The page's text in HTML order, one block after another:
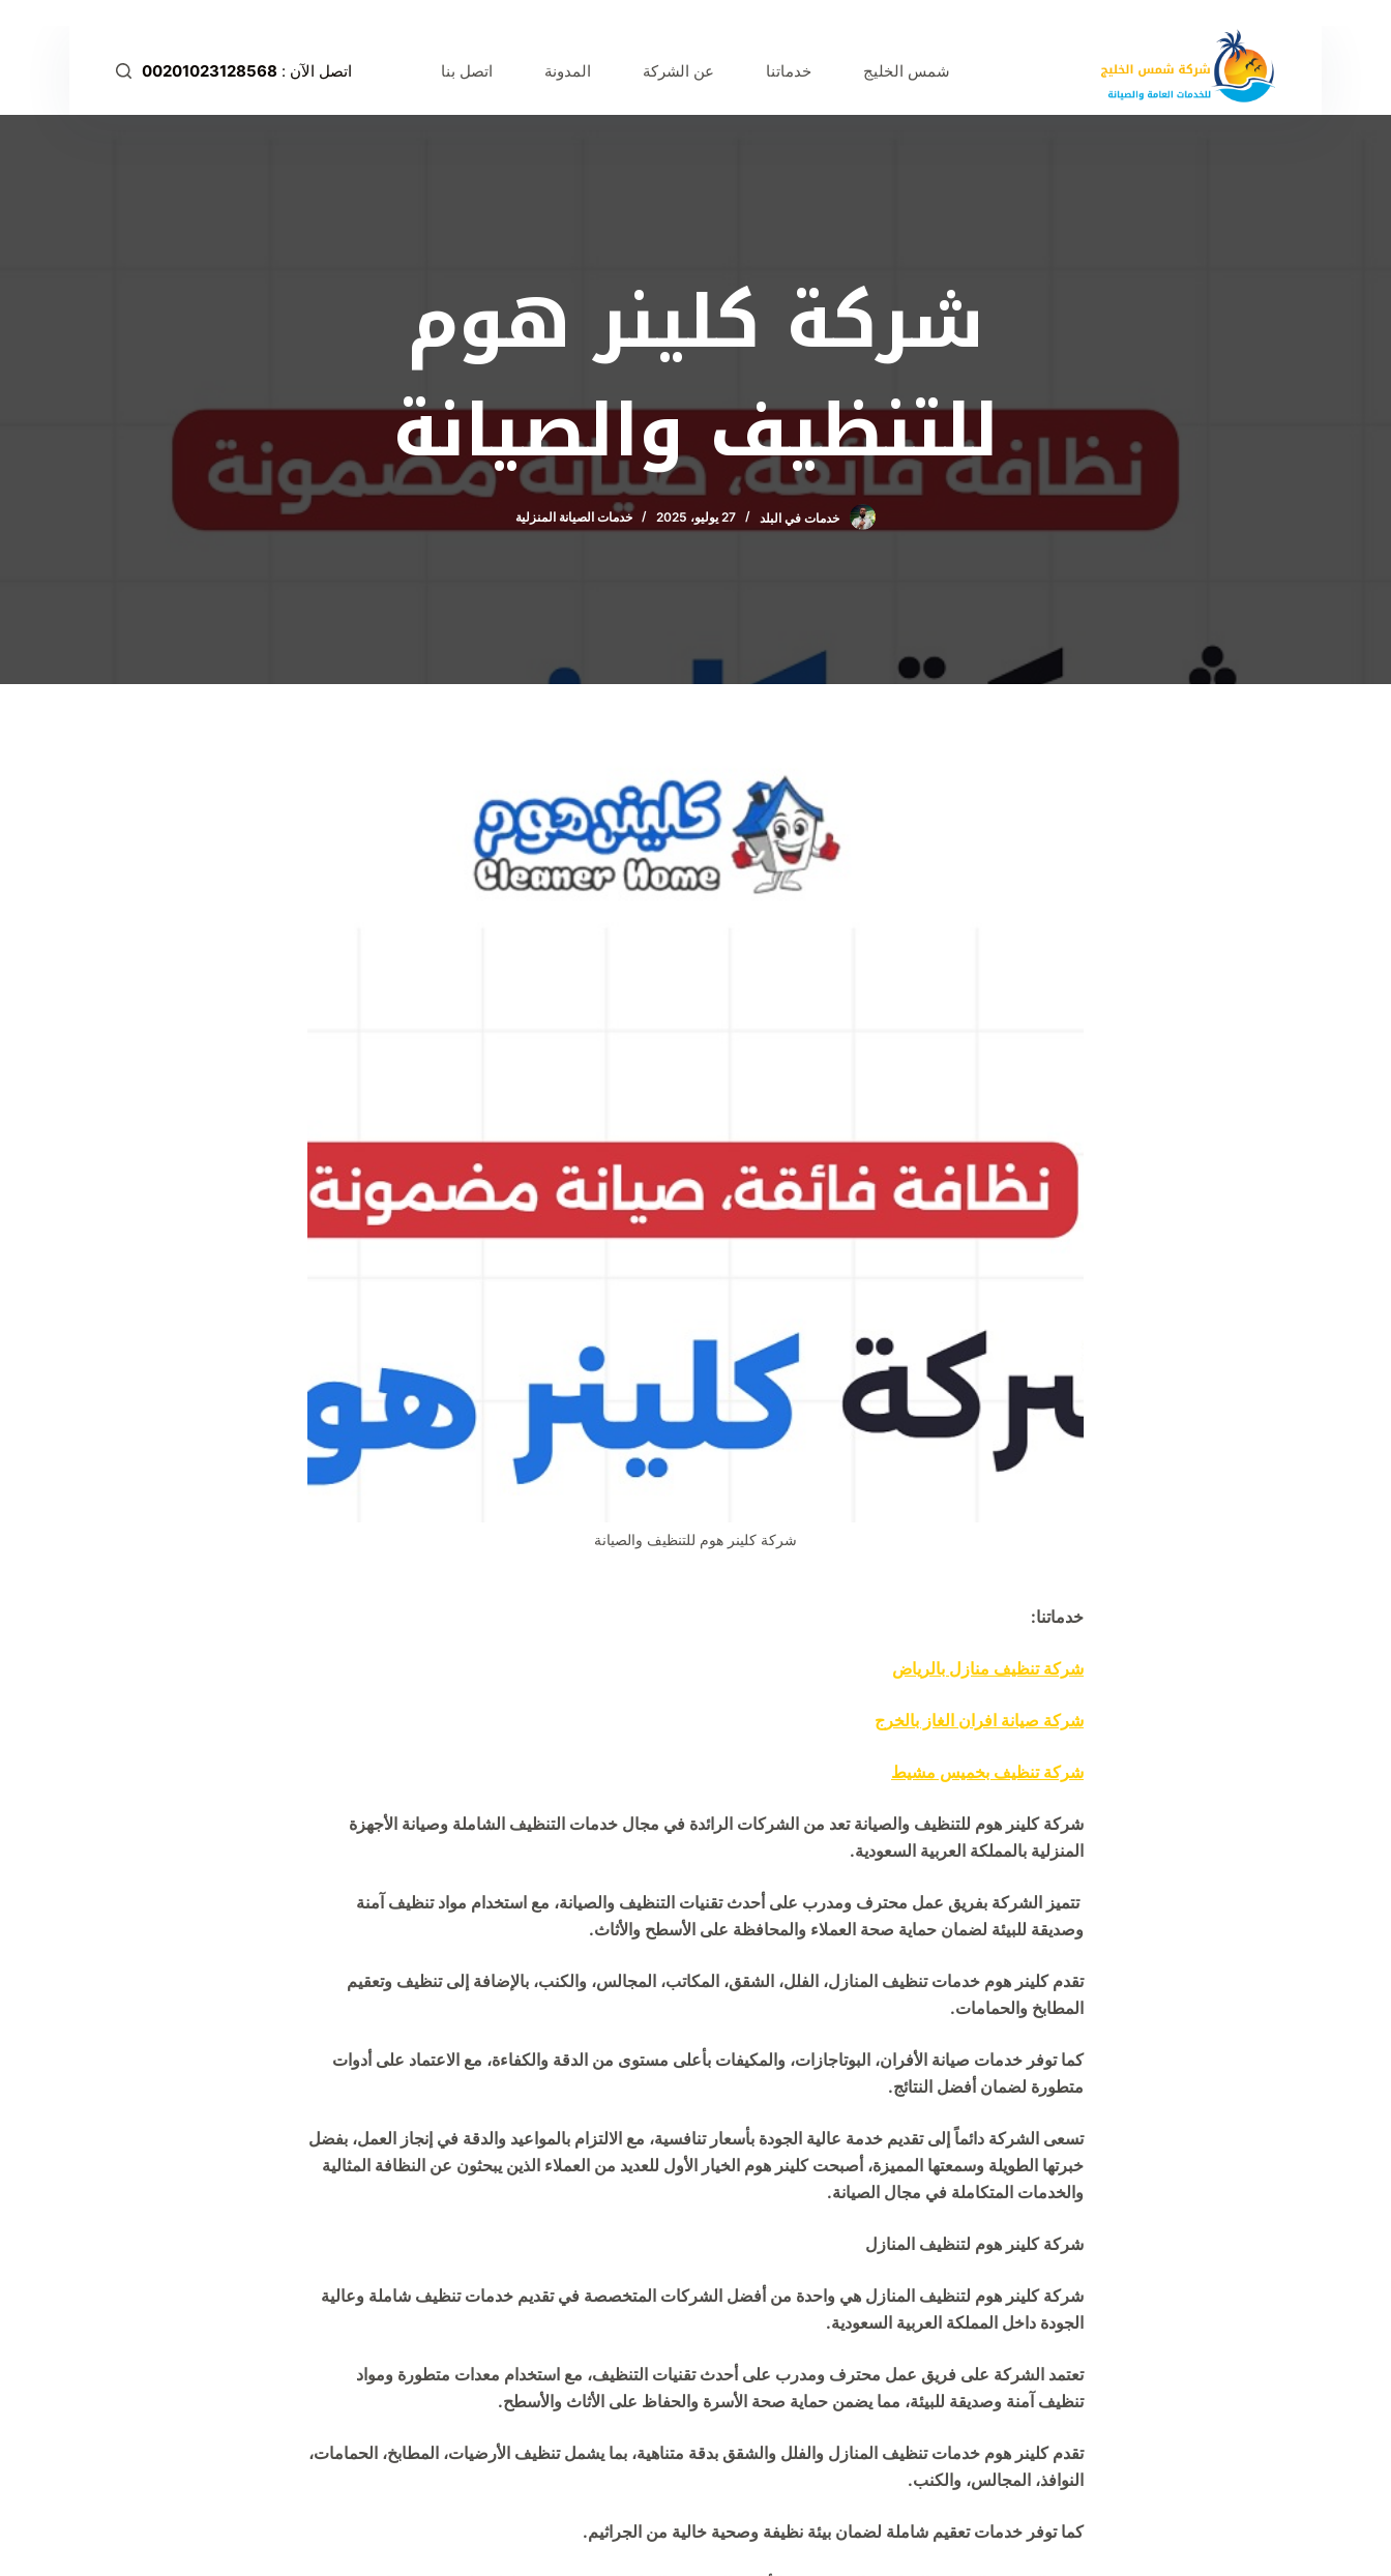
شمس الخليج خدماتنا عن الشركة المدونة اتصل بنا اتصل الآن : 00201023128568
شركة كلينر هوم
للتنظيف والصيانة
خدمات في البلد 27 يوليو، 2025 خدمات الصيانة المنزلية
شركة كلينر هوم للتنظيف والصيانة
خدماتنا:
شركة تنظيف منازل بالرياض
شركة صيانة افران الغاز بالخرج
شركة تنظيف بخميس مشيط
شركة كلينر هوم للتنظيف والصيانة تعد من الشركات الرائدة في مجال خدمات التنظيف الشاملة وصيانة الأجهزة
المنزلية بالمملكة العربية السعودية.
تتميز الشركة بفريق عمل محترف ومدرب على أحدث تقنيات التنظيف والصيانة، مع استخدام مواد تنظيف آمنة
وصديقة للبيئة لضمان حماية صحة العملاء والمحافظة على الأسطح والأثاث.
تقدم كلينر هوم خدمات تنظيف المنازل، الفلل، الشقق، المكاتب، المجالس، والكنب، بالإضافة إلى تنظيف وتعقيم
المطابخ والحمامات.
كما توفر خدمات صيانة الأفران، البوتاجازات، والمكيفات بأعلى مستوى من الدقة والكفاءة، مع الاعتماد على أدوات
متطورة لضمان أفضل النتائج.
تسعى الشركة دائماً إلى تقديم خدمة عالية الجودة بأسعار تنافسية، مع الالتزام بالمواعيد والدقة في إنجاز العمل، بفضل
خبرتها الطويلة وسمعتها المميزة، أصبحت كلينر هوم الخيار الأول للعديد من العملاء الذين يبحثون عن النظافة المثالية
والخدمات المتكاملة في مجال الصيانة.
شركة كلينر هوم لتنظيف المنازل
شركة كلينر هوم لتنظيف المنازل هي واحدة من أفضل الشركات المتخصصة في تقديم خدمات تنظيف شاملة وعالية
الجودة داخل المملكة العربية السعودية.
تعتمد الشركة على فريق عمل محترف ومدرب على أحدث تقنيات التنظيف، مع استخدام معدات متطورة ومواد
تنظيف آمنة وصديقة للبيئة، مما يضمن حماية صحة الأسرة والحفاظ على الأثاث والأسطح.
تقدم كلينر هوم خدمات تنظيف المنازل والفلل والشقق بدقة متناهية، بما يشمل تنظيف الأرضيات، المطابخ، الحمامات،
النوافذ، المجالس، والكنب.
كما توفر خدمات تعقيم شاملة لضمان بيئة نظيفة وصحية خالية من الجراثيم.